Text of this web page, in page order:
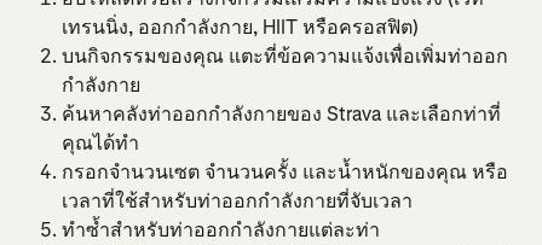
เทรนนิ่ง, ออกกำลังกาย, HIIT หรือครอสฟิต)
บนกิจกรรมของคุณ แตะที่ข้อความแจ้งเพื่อเพิ่มท่าออก
กำลังกาย
ค้นหาคลังท่าออกกำลังกายของ Strava และเลือกท่าที่
คุณได้ทำ
กรอกจำนวนเซต จำนวนครั้ง และน้ำหนักของคุณ หรือ
เวลาที่ใช้สำหรับท่าออกกำลังกายที่จับเวลา
ทำซ้ำสำหรับท่าออกกำลังกายแต่ละท่า